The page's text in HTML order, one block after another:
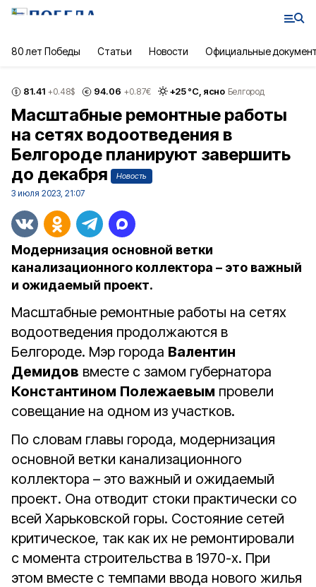
80 лет Победы Статьи Новости Официальные
81.41 +0.48$ 94.06 +0.87€ +25°С, ясно Белгород
Масштабные ремонтные работы
на сетях водоотведения в
Белгороде планируют завершить
до декабря
Новость
3 июля 2023, 21:07
Модернизация основной ветки
канализационного коллектора – это важный
и ожидаемый проект.
Масштабные ремонтные работы на сетях
водоотведения продолжаются в
Белгороде. Мэр города Валентин
Демидов вместе с замом губернатора
Константином Полежаевым провели
совещание на одном из участков.
По словам главы города, модернизация
основной ветки канализационного
коллектора – это важный и ожидаемый
проект. Она отводит стоки практически со
всей Харьковской горы. Состояние сетей
критическое, так как их не ремонтировали
с момента строительства в 1970-х. При
этом вместе с темпами ввода нового жилья